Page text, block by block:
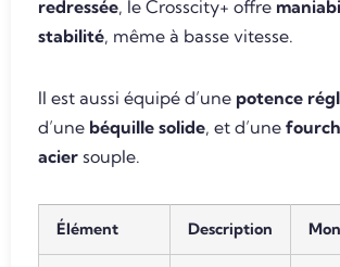
redressée, le Crosscity+ offre
stabilité, même à basse vitesse.
Il est aussi équipé d’une potence
d’une béquille solide, et d’une
acier souple.
Élément Description